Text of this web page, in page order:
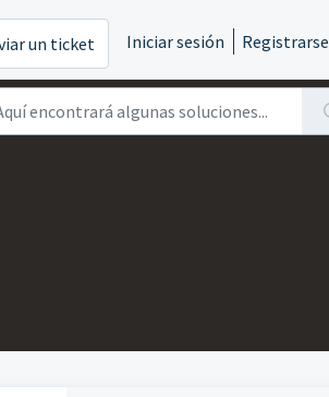
un ticket Iniciar sesión Registrarse